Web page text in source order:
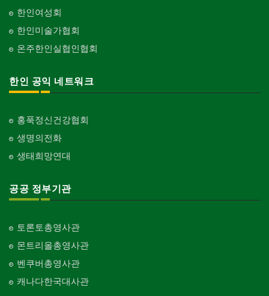
한인여성회
한인미술가협회
온주한인실협인협회
한인 공익 네트워크
홍푹정신건강협회
생명의전화
생태희망연대
공공 정부기관
토론토총영사관
몬트리올총영사관
벤쿠버총영사관
캐나다한국대사관